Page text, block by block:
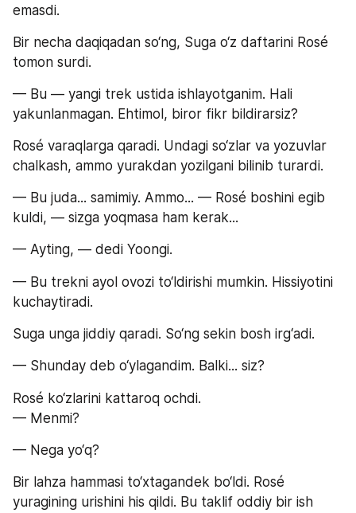
emasdi.
Bir necha daqiqadan so‘ng, Suga o‘z daftarini Rosé
tomon surdi.
— Bu — yangi trek ustida ishlayotganim. Hali
yakunlanmagan. Ehtimol, biror fikr bildirarsiz?
Rosé varaqlarga qaradi. Undagi so‘zlar va yozuvlar
chalkash, ammo yurakdan yozilgani bilinib turardi.
— Bu juda... samimiy. Ammo... — Rosé boshini egib
kuldi, — sizga yoqmasa ham kerak...
— Ayting, — dedi Yoongi.
— Bu trekni ayol ovozi to‘ldirishi mumkin. Hissiyotini
kuchaytiradi.
Suga unga jiddiy qaradi. So‘ng sekin bosh irg‘adi.
— Shunday deb o‘ylagandim. Balki... siz?
Rosé ko‘zlarini kattaroq ochdi.
— Menmi?
— Nega yo‘q?
Bir lahza hammasi to‘xtagandek bo‘ldi. Rosé
yuragining urishini his qildi. Bu taklif oddiy bir ish